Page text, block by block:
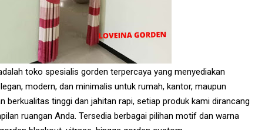
toko spesialis gorden terpercaya yang menyediakan
modern, dan minimalis untuk rumah, kantor, maupun
berkualitas tinggi dan jahitan rapi, setiap produk kami dirancang
ruangan Anda. Tersedia berbagai pilihan motif dan warna